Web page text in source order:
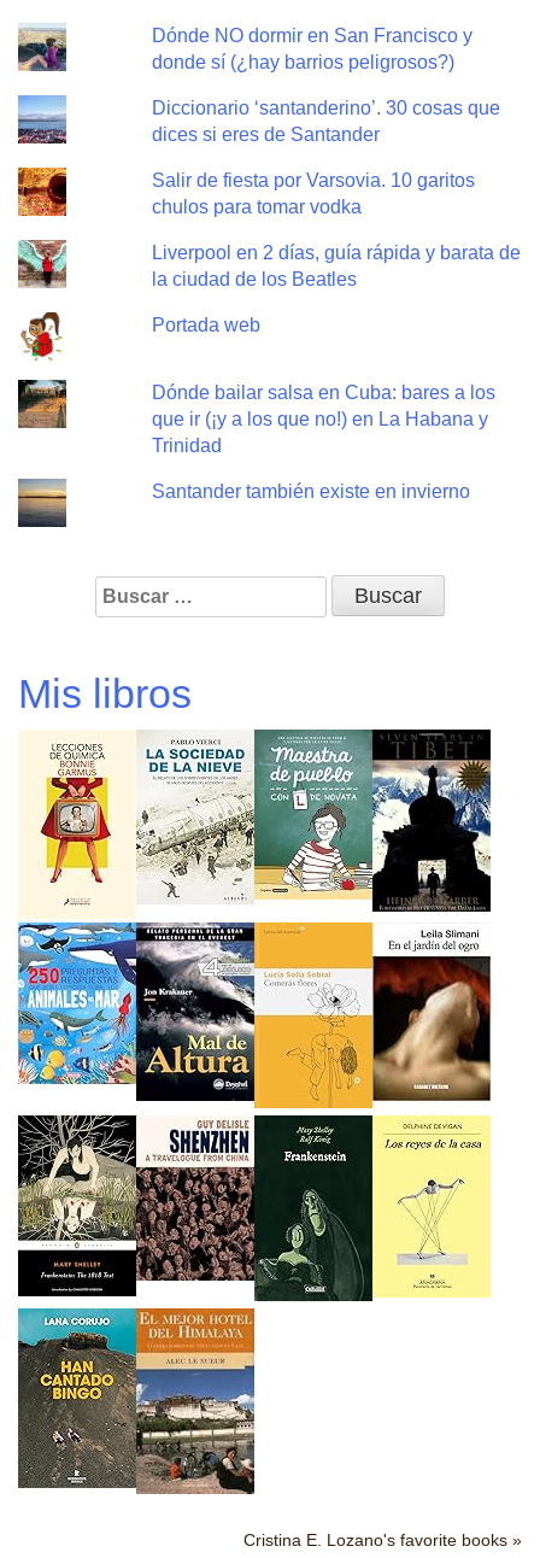
Dónde NO dormir en San Francisco y
donde sí (¿hay barrios peligrosos?)
Diccionario ‘santanderino’. 30 cosas que
dices si eres de Santander
Salir de fiesta por Varsovia. 10 garitos
chulos para tomar vodka
Liverpool en 2 días, guía rápida y barata de
la ciudad de los Beatles
Portada web
Dónde bailar salsa en Cuba: bares a los
que ir (¡y a los que no!) en La Habana y
Trinidad
Santander también existe en invierno
Buscar:
Mis libros
Cristina E. Lozano's favorite books »